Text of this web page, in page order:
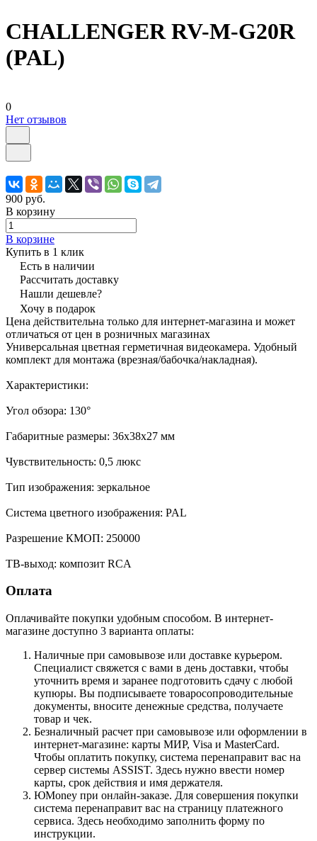
CHALLENGER RV-M-G20R
(PAL)
0
Нет отзывов
900 руб.
В корзину
В корзине
Купить в 1 клик
Есть в наличии
Рассчитать доставку
Нашли дешевле?
Хочу в подарок
Цена действительна только для интернет-магазина и может
отличаться от цен в розничных магазинах
Универсальная цветная герметичная видеокамера. Удобный
комплект для монтажа (врезная/бабочка/накладная).
Характеристики:
Угол обзора: 130°
Габаритные размеры: 36х38х27 мм
Чувствительность: 0,5 люкс
Тип изображения: зеркальное
Система цветного изображения: PAL
Разрешение КМОП: 250000
ТВ-выход: композит RCA
Оплата
Оплачивайте покупки удобным способом. В интернет-
магазине доступно 3 варианта оплаты:
Наличные при самовывозе или доставке курьером.
Специалист свяжется с вами в день доставки, чтобы
уточнить время и заранее подготовить сдачу с любой
купюры. Вы подписываете товаросопроводительные
документы, вносите денежные средства, получаете
товар и чек.
Безналичный расчет при самовывозе или оформлении в
интернет-магазине: карты МИР, Visa и MasterCard.
Чтобы оплатить покупку, система перенаправит вас на
сервер системы ASSIST. Здесь нужно ввести номер
карты, срок действия и имя держателя.
ЮMoney при онлайн-заказе. Для совершения покупки
система перенаправит вас на страницу платежного
сервиса. Здесь необходимо заполнить форму по
инструкции.